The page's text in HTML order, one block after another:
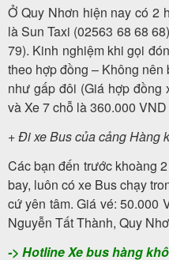
Ở Quy Nhơn hiện nay có 2
là Sun Taxi (02563 68 68
79). Kinh nghiệm khi gọi
theo hợp đồng – Không
như gấp đôi (Giá hợp đồng
và Xe 7 chỗ là 360.000
+ Đi xe Bus của cảng Hàng
Các bạn đến trước khoàng
bay, luôn có xe Bus chạy
cứ yên tâm. Giá vé: 50.000
Nguyễn Tất Thành, Quy
-> Hotline Xe bus hàng